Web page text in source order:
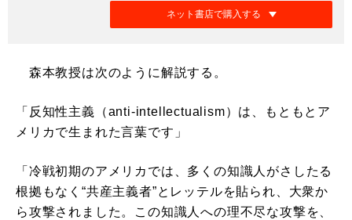
ネット書店で購入する
森本教授は次のように解説する。
「反知性主義（anti-intellectualism）は、もともとア
メリカで生まれた言葉です」
「冷戦初期のアメリカでは、多くの知識人がさしたる
根拠もなく“共産主義者”とレッテルを貼られ、大衆か
ら攻撃されました。この知識人への理不尽な攻撃を、